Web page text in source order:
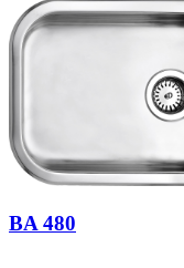
BA 480